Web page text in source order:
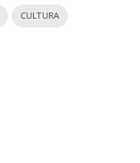
CULTURA